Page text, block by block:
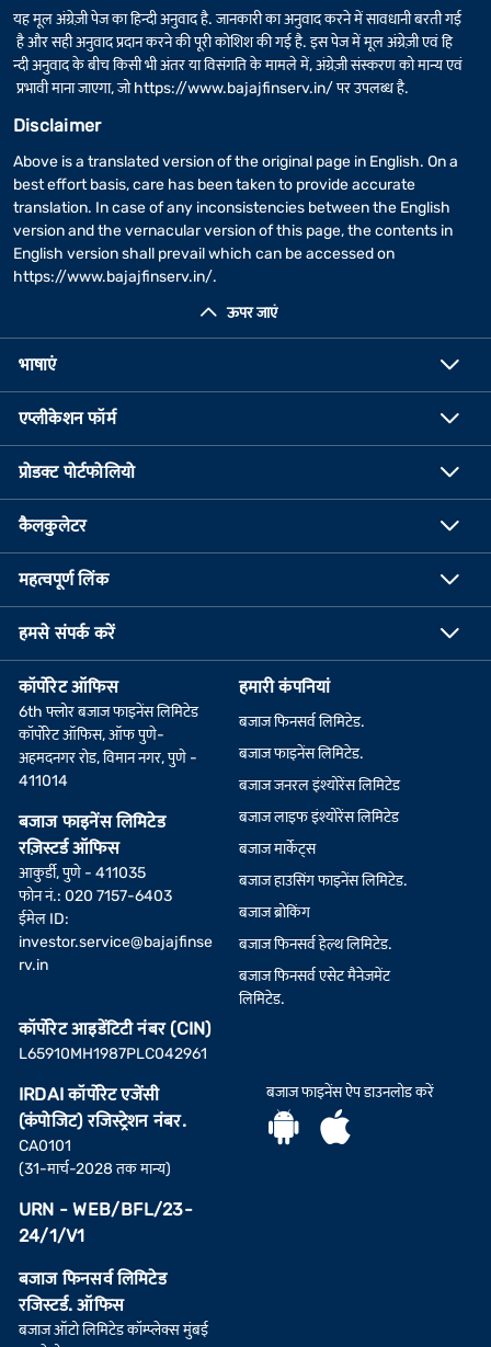
ऊपर जाएं
यह मूल अंग्रेज़ी पेज का हिन्दी अनुवाद है. जानकारी का अनुवाद करने में सावधानी बरती गई
है और सही अनुवाद प्रदान करने की पूरी कोशिश की गई है. इस पेज में मूल अंग्रेज़ी एवं हि
न्दी अनुवाद के बीच किसी भी अंतर या विसंगति के मामले में, अंग्रेज़ी संस्करण को मान्य एवं
प्रभावी माना जाएगा, जोhttps://www.bajajfinserv.in/पर उपलब्ध है.
Disclaimer
Above is a translated version of the original page in English. On a
best effort basis, care has been taken to provide accurate
translation. In case of any inconsistencies between the English
version and the vernacular version of this page, the contents in
English version shall prevail which can be accessed on
https://www.bajajfinserv.in/.
भाषाएं
एप्लीकेशन फॉर्म
प्रोडक्ट पोर्टफोलियो
कैलकुलेटर
महत्वपूर्ण लिंक
हमसे संपर्क करें
कॉर्पोरेट ऑफिस
6th फ्लोर बजाज फाइनेंस लिमिटेड
कॉर्पोरेट ऑफिस, ऑफ पुणे-
अहमदनगर रोड, विमान नगर, पुणे -
411014
बजाज फाइनेंस लिमिटेड
रज़िस्टर्ड ऑफिस
आकुर्डी, पुणे - 411035
फोन नं.: 020 7157-6403
ईमेल ID:
investor.service@bajajfinse
rv.in
कॉर्पोरेट आइडेंटिटी नंबर (CIN)
L65910MH1987PLC042961
IRDAI कॉर्पोरेट एजेंसी
(कंपोजिट) रजिस्ट्रेशन नंबर.
CA0101
(31-मार्च-2028 तक मान्य)
URN - WEB/BFL/23-
24/1/V1
बजाज फिनसर्व लिमिटेड
रजिस्टर्ड. ऑफिस
बजाज ऑटो लिमिटेड कॉम्प्लेक्स मुंबई
हमारी कंपनियां
बजाज फिनसर्व लिमिटेड.
बजाज फाइनेंस लिमिटेड.
बजाज जनरल इंश्योरेंस लिमिटेड
बजाज लाइफ इंश्योरेंस लिमिटेड
बजाज मार्केट्स
बजाज हाउसिंग फाइनेंस लिमिटेड.
बजाज ब्रोकिंग
बजाज फिनसर्व हेल्थ लिमिटेड.
बजाज फिनसर्व एसेट मैनेजमेंट
लिमिटेड.
बजाज फाइनेंस ऐप डाउनलोड करें